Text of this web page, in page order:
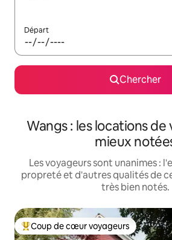
Départ
Chercher
Wangs : les locations de
mieux
Les voyageurs sont unanimes :
propreté et d'autres qualités de
très bien notés.
Coup de cœur voyageurs parmi les
Coup de cœur voyageurs